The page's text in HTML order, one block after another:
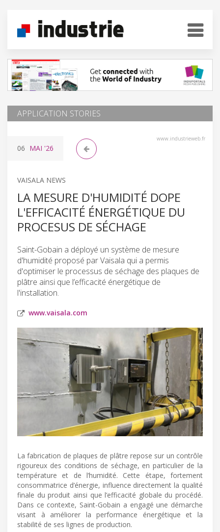
APPLICATION STORIES
www.industrieweb.fr
06 MAI '26
VAISALA NEWS
LA MESURE D'HUMIDITÉ DOPE
L'EFFICACITÉ ÉNERGÉTIQUE DU
PROCESUS DE SÉCHAGE
Saint-Gobain a déployé un système de mesure
d'humidité proposé par Vaisala qui a permis
d'optimiser le processus de séchage des plaques de
plâtre ainsi que l’efficacité énergétique de
l'installation.
www.vaisala.com
La fabrication de plaques de plâtre repose sur un contrôle
rigoureux des conditions de séchage, en particulier de la
température et de l’humidité. Cette étape, fortement
consommatrice d’énergie, influence directement la qualité
finale du produit ainsi que l’efficacité globale du procédé.
Dans ce contexte, Saint-Gobain a engagé une démarche
visant à améliorer la performance énergétique et la
stabilité de ses lignes de production.